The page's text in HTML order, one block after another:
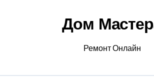
Дом
Ремонт Онлайн